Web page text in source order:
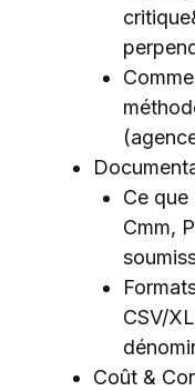
Ce que
Cmm,
CSV/
Coût &